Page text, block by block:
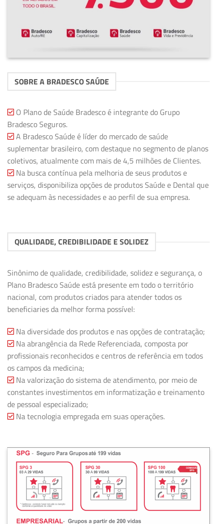
SOBRE A BRADESCO SAÚDE
O Plano de Saúde Bradesco é integrante do Grupo
Bradesco Seguros.
A Bradesco Saúde é líder do mercado de saúde
suplementar brasileiro, com destaque no segmento de planos
coletivos, atualmente com mais de 4,5 milhões de Clientes.
Na busca contínua pela melhoria de seus produtos e
serviços, disponibiliza opções de produtos Saúde e Dental que
se adequam às necessidades e ao perfil de sua empresa.
QUALIDADE, CREDIBILIDADE E SOLIDEZ
Sinônimo de qualidade, credibilidade, solidez e segurança, o
Plano Bradesco Saúde está presente em todo o território
nacional, com produtos criados para atender todos os
beneficiaries da melhor forma possível:
Na diversidade dos produtos e nas opções de contratação;
Na abrangência da Rede Referenciada, composta por
profissionais reconhecidos e centros de referência em todos
os campos da medicina;
Na valorização do sistema de atendimento, por meio de
constantes investimentos em informatização e treinamento
de pessoal especializado;
Na tecnologia empregada em suas operações.